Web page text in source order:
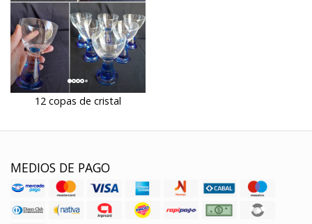
12 copas de cristal
MEDIOS DE PAGO